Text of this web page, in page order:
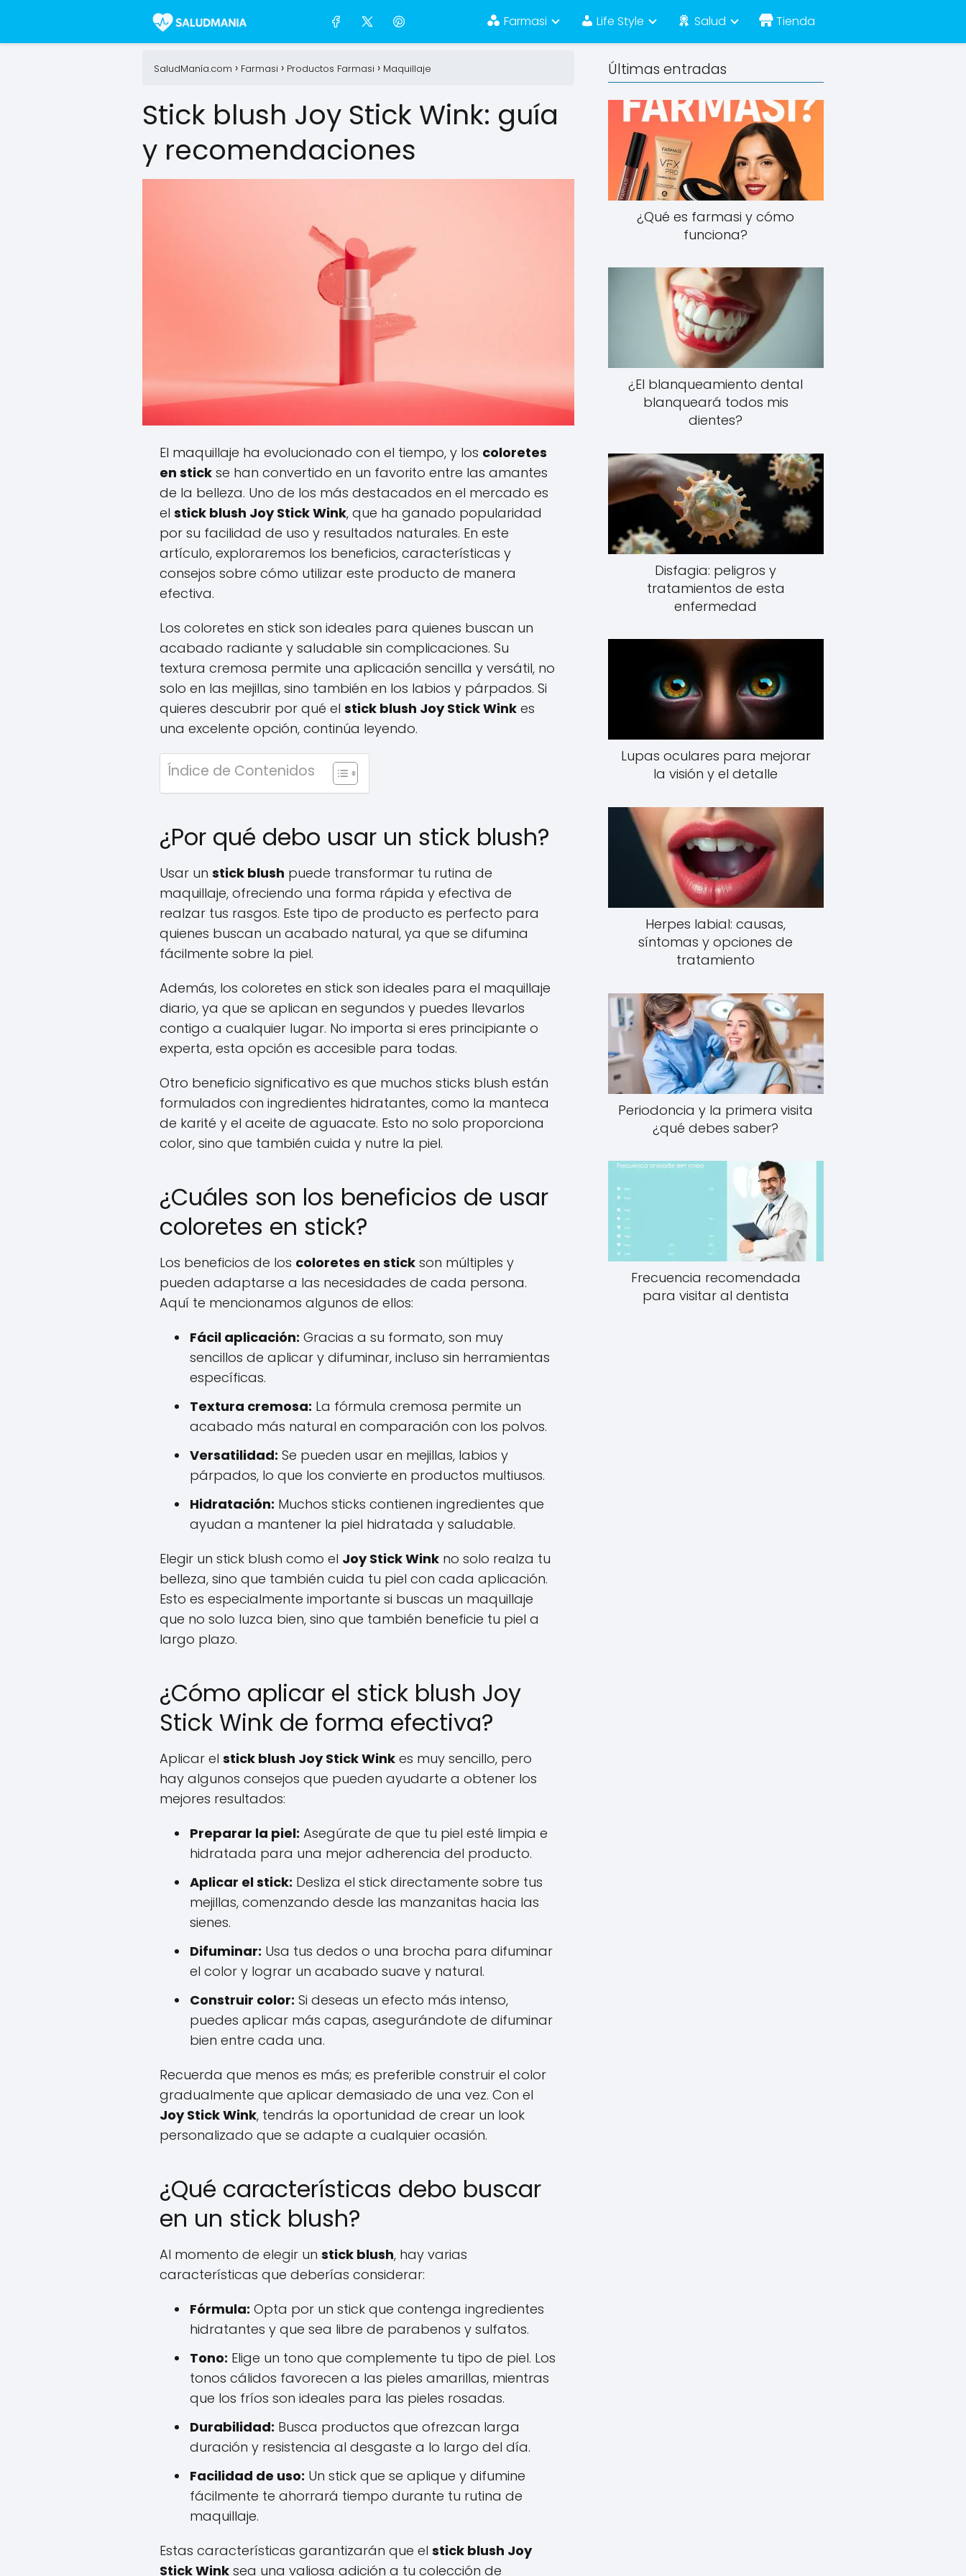
Farmasi Life Style Salud Tienda
SaludManía.com Farmasi Productos Farmasi Maquillaje
Stick blush Joy Stick Wink: guía
y recomendaciones
El maquillaje ha evolucionado con el tiempo, y los coloretes
en stick se han convertido en un favorito entre las amantes
de la belleza. Uno de los más destacados en el mercado es
el stick blush Joy Stick Wink, que ha ganado popularidad
por su facilidad de uso y resultados naturales. En este
artículo, exploraremos los beneficios, características y
consejos sobre cómo utilizar este producto de manera
efectiva.
Los coloretes en stick son ideales para quienes buscan un
acabado radiante y saludable sin complicaciones. Su
textura cremosa permite una aplicación sencilla y versátil, no
solo en las mejillas, sino también en los labios y párpados. Si
quieres descubrir por qué el stick blush Joy Stick Wink es
una excelente opción, continúa leyendo.
Índice de Contenidos
¿Por qué debo usar un stick blush?
Usar un stick blush puede transformar tu rutina de
maquillaje, ofreciendo una forma rápida y efectiva de
realzar tus rasgos. Este tipo de producto es perfecto para
quienes buscan un acabado natural, ya que se difumina
fácilmente sobre la piel.
Además, los coloretes en stick son ideales para el maquillaje
diario, ya que se aplican en segundos y puedes llevarlos
contigo a cualquier lugar. No importa si eres principiante o
experta, esta opción es accesible para todas.
Otro beneficio significativo es que muchos sticks blush están
formulados con ingredientes hidratantes, como la manteca
de karité y el aceite de aguacate. Esto no solo proporciona
color, sino que también cuida y nutre la piel.
¿Cuáles son los beneficios de usar
coloretes en stick?
Los beneficios de los coloretes en stick son múltiples y
pueden adaptarse a las necesidades de cada persona.
Aquí te mencionamos algunos de ellos:
Fácil aplicación: Gracias a su formato, son muy
sencillos de aplicar y difuminar, incluso sin herramientas
específicas.
Textura cremosa: La fórmula cremosa permite un
acabado más natural en comparación con los polvos.
Versatilidad: Se pueden usar en mejillas, labios y
párpados, lo que los convierte en productos multiusos.
Hidratación: Muchos sticks contienen ingredientes que
ayudan a mantener la piel hidratada y saludable.
Elegir un stick blush como el Joy Stick Wink no solo realza tu
belleza, sino que también cuida tu piel con cada aplicación.
Esto es especialmente importante si buscas un maquillaje
que no solo luzca bien, sino que también beneficie tu piel a
largo plazo.
¿Cómo aplicar el stick blush Joy
Stick Wink de forma efectiva?
Aplicar el stick blush Joy Stick Wink es muy sencillo, pero
hay algunos consejos que pueden ayudarte a obtener los
mejores resultados:
Preparar la piel: Asegúrate de que tu piel esté limpia e
hidratada para una mejor adherencia del producto.
Aplicar el stick: Desliza el stick directamente sobre tus
mejillas, comenzando desde las manzanitas hacia las
sienes.
Difuminar: Usa tus dedos o una brocha para difuminar
el color y lograr un acabado suave y natural.
Construir color: Si deseas un efecto más intenso,
puedes aplicar más capas, asegurándote de difuminar
bien entre cada una.
Recuerda que menos es más; es preferible construir el color
gradualmente que aplicar demasiado de una vez. Con el
Joy Stick Wink, tendrás la oportunidad de crear un look
personalizado que se adapte a cualquier ocasión.
¿Qué características debo buscar
en un stick blush?
Al momento de elegir un stick blush, hay varias
características que deberías considerar:
Fórmula: Opta por un stick que contenga ingredientes
hidratantes y que sea libre de parabenos y sulfatos.
Tono: Elige un tono que complemente tu tipo de piel. Los
tonos cálidos favorecen a las pieles amarillas, mientras
que los fríos son ideales para las pieles rosadas.
Durabilidad: Busca productos que ofrezcan larga
duración y resistencia al desgaste a lo largo del día.
Facilidad de uso: Un stick que se aplique y difumine
fácilmente te ahorrará tiempo durante tu rutina de
maquillaje.
Estas características garantizarán que el stick blush Joy
Stick Wink sea una valiosa adición a tu colección de
Últimas entradas
¿Qué es farmasi y cómo
funciona?
¿El blanqueamiento dental
blanqueará todos mis
dientes?
Disfagia: peligros y
tratamientos de esta
enfermedad
Lupas oculares para mejorar
la visión y el detalle
Herpes labial: causas,
síntomas y opciones de
tratamiento
Periodoncia y la primera visita
¿qué debes saber?
Frecuencia recomendada
para visitar al dentista